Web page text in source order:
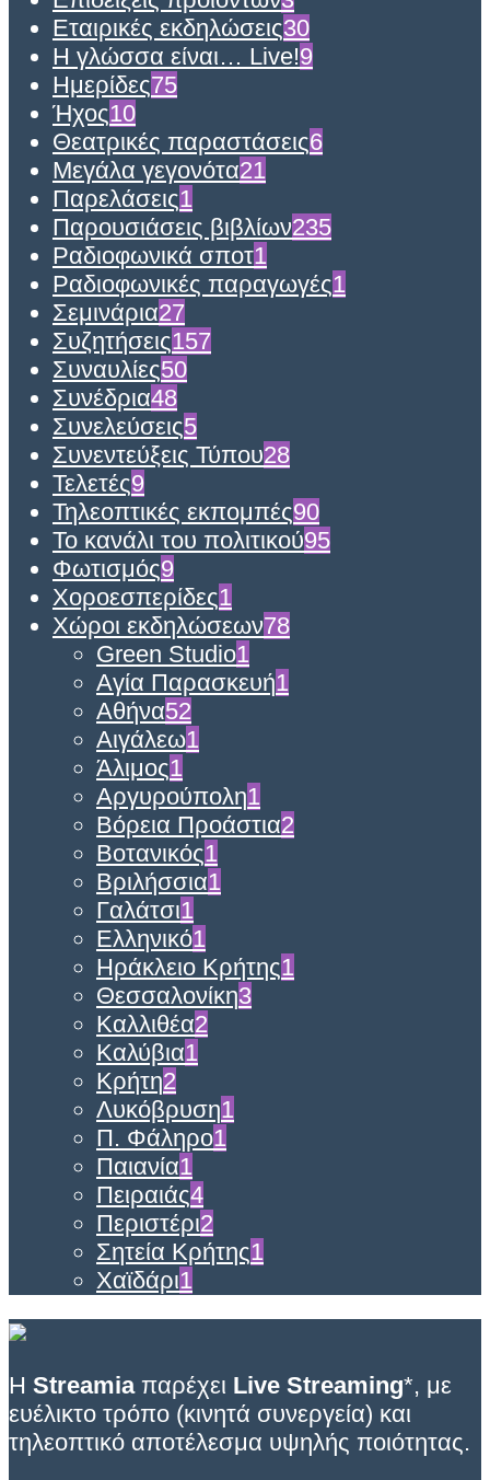
Εταιρικές εκδηλώσεις30
Η γλώσσα είναι… Live!9
Ημερίδες75
Ήχος10
Θεατρικές παραστάσεις6
Μεγάλα γεγονότα21
Παρελάσεις1
Παρουσιάσεις βιβλίων235
Ραδιοφωνικά σποτ1
Ραδιοφωνικές παραγωγές1
Σεμινάρια27
Συζητήσεις157
Συναυλίες50
Συνέδρια48
Συνελεύσεις5
Συνεντεύξεις Τύπου28
Τελετές9
Τηλεοπτικές εκπομπές90
Το κανάλι του πολιτικού95
Φωτισμός9
Χοροεσπερίδες1
Χώροι εκδηλώσεων78
Green Studio1
Αγία Παρασκευή1
Αθήνα52
Αιγάλεω1
Άλιμος1
Αργυρούπολη1
Βόρεια Προάστια2
Βοτανικός1
Βριλήσσια1
Γαλάτσι1
Ελληνικό1
Ηράκλειο Κρήτης1
Θεσσαλονίκη3
Καλλιθέα2
Καλύβια1
Κρήτη2
Λυκόβρυση1
Π. Φάληρο1
Παιανία1
Πειραιάς4
Περιστέρι2
Σητεία Κρήτης1
Χαϊδάρι1
Η Streamiaπαρέχει Live Streaming*, με
ευέλικτο τρόπο (κινητά συνεργεία) και
τηλεοπτικό αποτέλεσμα υψηλής ποιότητας.